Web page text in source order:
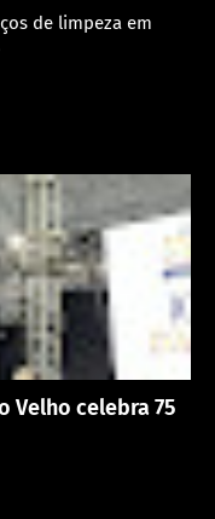
de limpeza em
Velho celebra 75